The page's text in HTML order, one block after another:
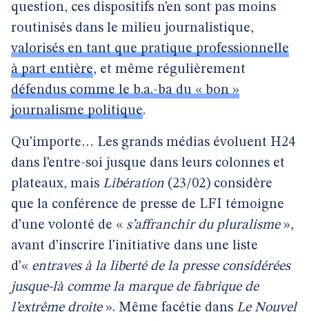
question, ces dispositifs n’en sont pas moins
routinisés dans le milieu journalistique,
valorisés en tant que pratique professionnelle
à part entière, et même régulièrement
défendus comme le b.a.-ba du « bon »
journalisme politique.
Qu’importe… Les grands médias évoluent H24
dans l’entre-soi jusque dans leurs colonnes et
plateaux, mais Libération (23/02) considère
que la conférence de presse de LFI témoigne
d’une volonté de « s’affranchir du pluralisme»,
avant d’inscrire l’initiative dans une liste
d’« entraves à la liberté de la presse considérées
jusque-là comme la marque de fabrique de
l’extrême droite». Même facétie dans Le Nouvel